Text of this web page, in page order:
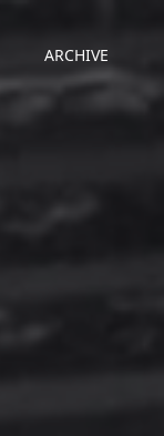
ARCHIVE